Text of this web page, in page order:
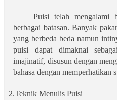
Puisi telah mengalami
berbagai batasan. Banyak
yang berbeda beda namun
puisi dapat dimaknai
imajinatif, disusun dengan
bahasa dengan
2.Teknik Menulis Puisi